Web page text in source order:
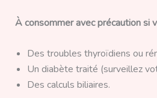
À consommer avec précaution si
Des troubles thyroïdiens ou
Un diabète traité (surveillez
Des calculs biliaires.